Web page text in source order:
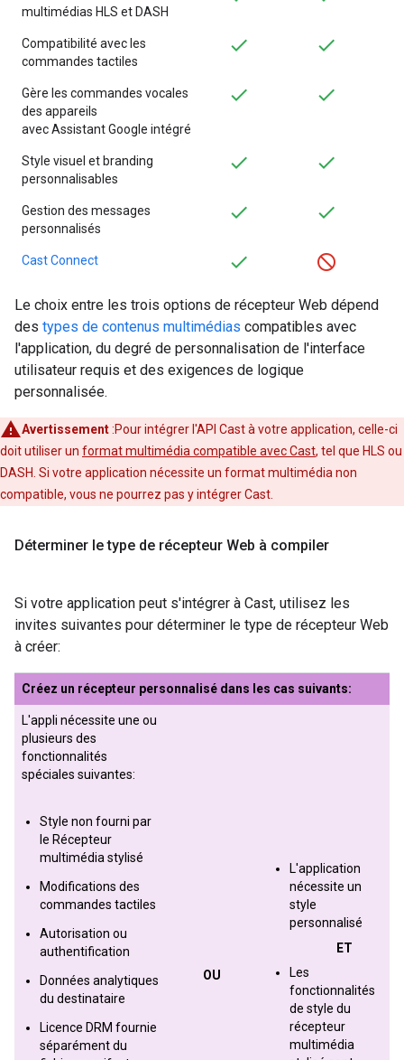
multimédias HLS et DASH
Compatibilité avec les
commandes tactiles
Gère les commandes vocales
des appareils
avec Assistant Google intégré
Style visuel et branding
personnalisables
Gestion des messages
personnalisés
Cast Connect
Le choix entre les trois options de récepteur Web dépend
des types de contenus multimédias compatibles avec
l'application, du degré de personnalisation de l'interface
utilisateur requis et des exigences de logique
personnalisée.
Avertissement:Pour intégrer l'API Cast à votre application, celle-ci
doit utiliser un format multimédia compatible avec Cast, tel que HLS ou
DASH. Si votre application nécessite un format multimédia non
compatible, vous ne pourrez pas y intégrer Cast.
Déterminer le type de récepteur Web à compiler
Si votre application peut s'intégrer à Cast, utilisez les
invites suivantes pour déterminer le type de récepteur Web
à créer:
Créez un récepteur personnalisé dans les cas suivants:
L'appli nécessite une ou
plusieurs des
fonctionnalités
spéciales suivantes:
Style non fourni par
le Récepteur
multimédia stylisé
Modifications des
commandes tactiles
Autorisation ou
authentification
Données analytiques
du destinataire
Licence DRM fournie
séparément du
OU
L'application
nécessite un
style
personnalisé
ET
Les
fonctionnalités
de style du
récepteur
multimédia